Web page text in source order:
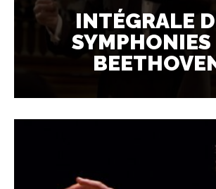
INTÉGRALE
SYMPHONIES